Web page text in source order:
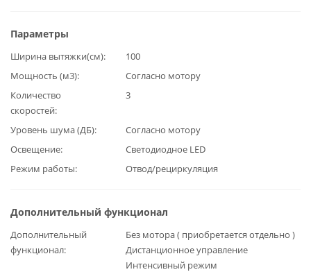
Параметры
Ширина вытяжки(см)
100
Мощность (м3)
Согласно мотору
Количество
скоростей
3
Уровень шума (ДБ)
Согласно мотору
Освещение
Светодиодное LED
Режим работы
Отвод/рециркуляция
Дополнительный функционал
Дополнительный
функционал
Без мотора ( приобретается отдельно )
Дистанционное управление
Интенсивный режим